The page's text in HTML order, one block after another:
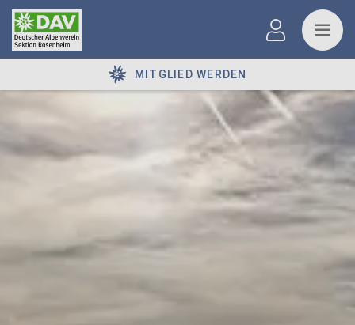
MITGLIED WERDEN